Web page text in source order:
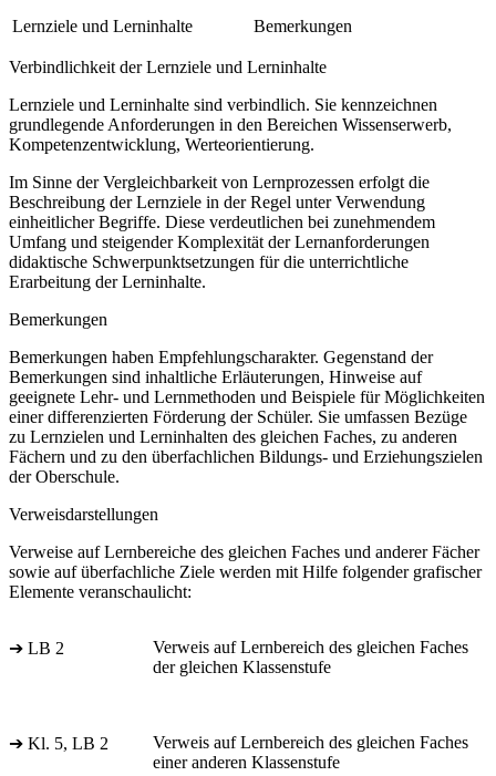
Lernziele und Lerninhalte Bemerkungen
Verbindlichkeit der Lernziele und Lerninhalte
Lernziele und Lerninhalte sind verbindlich. Sie kennzeichnen
grundlegende Anforderungen in den Bereichen Wissenserwerb,
Kompetenzentwicklung, Werteorientierung.
Im Sinne der Vergleichbarkeit von Lernprozessen erfolgt die
Beschreibung der Lernziele in der Regel unter Verwendung
einheitlicher Begriffe. Diese verdeutlichen bei zunehmendem
Umfang und steigender Komplexität der Lernanforderungen
didaktische Schwerpunktsetzungen für die unterrichtliche
Erarbeitung der Lerninhalte.
Bemerkungen
Bemerkungen haben Empfehlungscharakter. Gegenstand der
Bemerkungen sind inhaltliche Erläuterungen, Hinweise auf
geeignete Lehr- und Lernmethoden und Beispiele für Möglichkeiten
einer differenzierten Förderung der Schüler. Sie umfassen Bezüge
zu Lernzielen und Lerninhalten des gleichen Faches, zu anderen
Fächern und zu den überfachlichen Bildungs- und Erziehungszielen
der Oberschule.
Verweisdarstellungen
Verweise auf Lernbereiche des gleichen Faches und anderer Fächer
sowie auf überfachliche Ziele werden mit Hilfe folgender grafischer
Elemente veranschaulicht:
➔ LB 2
Verweis auf Lernbereich des gleichen Faches
der gleichen Klassenstufe
➔ Kl. 5, LB 2
Verweis auf Lernbereich des gleichen Faches
einer anderen Klassenstufe